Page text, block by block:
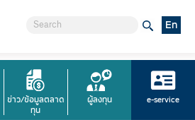
En
ข่าว/ข้อมูลตลาด
ทุน
ผู้ลงทุน e-service